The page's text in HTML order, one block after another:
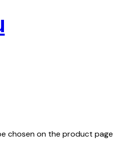
chosen on the product page